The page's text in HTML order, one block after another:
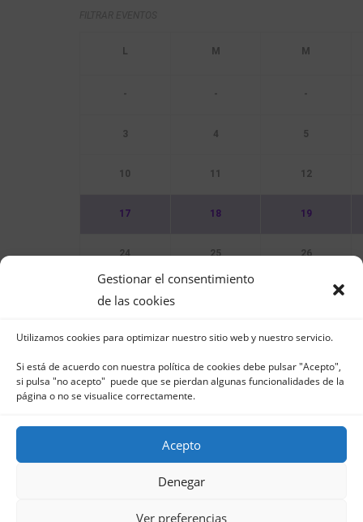
Gestionar el consentimiento
de las cookies
Utilizamos cookies para optimizar nuestro sitio web y nuestro servicio.
Si está de acuerdo con nuestra política de cookies debe pulsar "Acepto",
si pulsa "no acepto" puede que se pierdan algunas funcionalidades de la
página o no se visualice correctamente.
Acepto
Denegar
Ver preferencias
- - -
3 4 5
10 11 12
17 18 19
24 25 26
Sin Eventos
Club Naútico de Jávea - Muelle Norte s/n |